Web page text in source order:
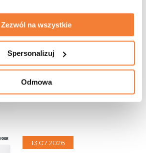
Zezwól na wszystkie
Spersonalizuj
Odmowa
21.07.2026
Szybki dobór urządzeń
i gotowa dokumentacja
Oszczędzaj czas na każdym
projekcie
13.07.2026